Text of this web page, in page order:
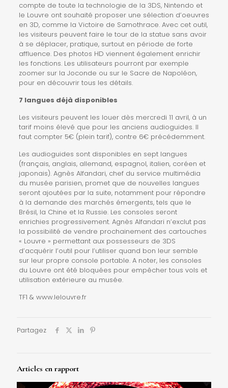
compte de toute la technologie de la 3DS, Nintendo et
le Louvre ont souhaité proposer une sélection d’oeuvres
en 3D, comme la Victoire de Samothrace. Avec cet outil,
les visiteurs peuvent faire le tour de la statue sans avoir
à se déplacer, pratique, surtout en période de forte
affluence. Des photos HD viennent également enrichir
les fonctions. Les utilisateurs pourront par exemple
zoomer sur la Joconde ou sur le Sacre de Napoléon,
pour en découvrir tous les détails.
7 langues déjà disponibles
Les visiteurs peuvent les louer dès mercredi 11 avril, à un
tarif moins élevé que pour les anciens audioguides. Il
faut compter 5€ (plein tarif), contre 6€ précédemment.
Les audioguides sont disponibles en sept langues
(français, anglais, allemand, espagnol, italien, coréen et
japonais). Agnès Alfandari, chef du service multimédia
du musée parisien, promet que de nouvelles langues
seront ajoutées par la suite, notamment pour répondre
à la demande des marchés émergents, tels que le
Brésil, la Chine et la Russie. Les consoles seront
enrichies progressivement. Agnès Alfandari n’exclut pas
la possibilité de vendre prochainement des cartouches
« Louvre » permettant aux possesseurs de 3DS
d’acquérir l’outil pour l’utiliser quand bon leur semble
sur leur propre console portable. A noter, les consoles
du Louvre ont été bloquées pour empêcher tous vols et
utilisation extérieure au musée.
TF1 & www.lelouvre.fr
Partagez
Articles en rapport